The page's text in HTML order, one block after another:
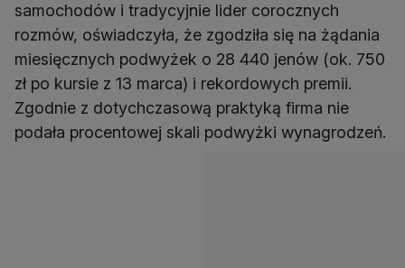
samochodów i tradycyjnie lider corocznych
rozmów, oświadczyła, że ​​zgodziła się na żądania
miesięcznych podwyżek o 28 440 jenów (ok. 750
zł po kursie z 13 marca) i rekordowych premii.
Zgodnie z dotychczasową praktyką firma nie
podała procentowej skali podwyżki wynagrodzeń.